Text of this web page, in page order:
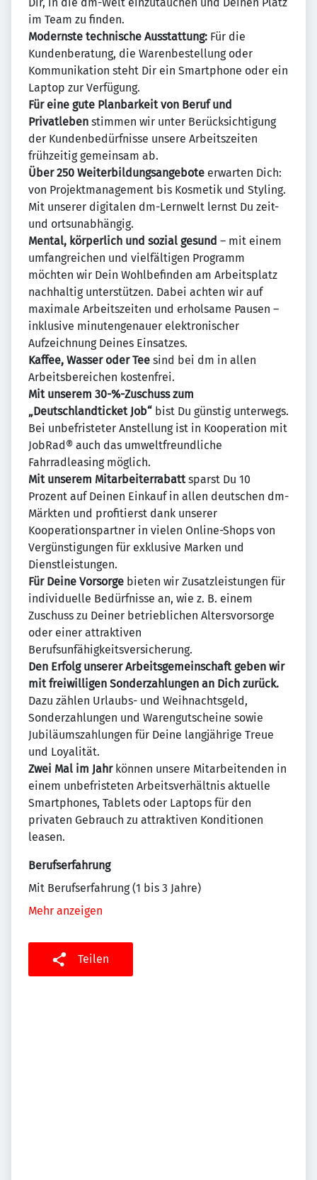
im Team zu finden.
Modernste technische Ausstattung: Für die
Kundenberatung, die Warenbestellung oder
Kommunikation steht Dir ein Smartphone oder ein
Laptop zur Verfügung.
Für eine gute Planbarkeit von Beruf und
Privatleben stimmen wir unter Berücksichtigung
der Kundenbedürfnisse unsere Arbeitszeiten
frühzeitig gemeinsam ab.
Über 250 Weiterbildungsangebote erwarten Dich:
von Projektmanagement bis Kosmetik und Styling.
Mit unserer digitalen dm-Lernwelt lernst Du zeit-
und ortsunabhängig.
Mental, körperlich und sozial gesund – mit einem
umfangreichen und vielfältigen Programm
möchten wir Dein Wohlbefinden am Arbeitsplatz
nachhaltig unterstützen. Dabei achten wir auf
maximale Arbeitszeiten und erholsame Pausen –
inklusive minutengenauer elektronischer
Aufzeichnung Deines Einsatzes.
Kaffee, Wasser oder Tee sind bei dm in allen
Arbeitsbereichen kostenfrei.
Mit unserem 30-%-Zuschuss zum
„Deutschlandticket Job“ bist Du günstig unterwegs.
Bei unbefristeter Anstellung ist in Kooperation mit
JobRad® auch das umweltfreundliche
Fahrradleasing möglich.
Mit unserem Mitarbeiterrabattsparst Du 10
Prozent auf Deinen Einkauf in allen deutschen dm-
Märkten und profitierst dank unserer
Kooperationspartner in vielen Online-Shops von
Vergünstigungen für exklusive Marken und
Dienstleistungen.
Für Deine Vorsorge bieten wir Zusatzleistungen für
individuelle Bedürfnisse an, wie z. B. einem
Zuschuss zu Deiner betrieblichen Altersvorsorge
oder einer attraktiven
Berufsunfähigkeitsversicherung.
Den Erfolg unserer Arbeitsgemeinschaft geben wir
mit freiwilligen Sonderzahlungen an Dich zurück.
Dazu zählen Urlaubs- und Weihnachtsgeld,
Sonderzahlungen und Warengutscheine sowie
Jubiläumszahlungen für Deine langjährige Treue
und Loyalität.
Zwei Mal im Jahr können unsere Mitarbeitenden in
einem unbefristeten Arbeitsverhältnis aktuelle
Smartphones, Tablets oder Laptops für den
privaten Gebrauch zu attraktiven Konditionen
leasen.
Berufserfahrung
Mit Berufserfahrung (1 bis 3 Jahre)
Mehr anzeigen
Teilen